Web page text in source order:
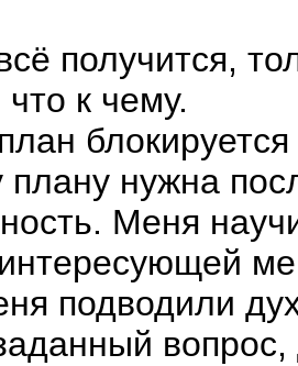
получится,
к чему.
нужна
Меня
подводили